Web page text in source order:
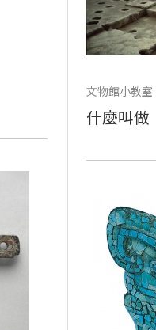
文物館小教室
什麼叫做